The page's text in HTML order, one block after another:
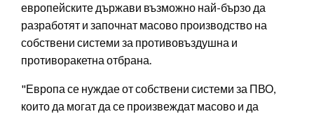
европейските държави възможно най-бързо да
разработят и започнат масово производство на
собствени системи за противовъздушна и
противоракетна отбрана.
"Европа се нуждае от собствени системи за ПВО,
които да могат да се произвеждат масово и да